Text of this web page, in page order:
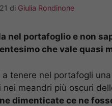
di Giulia Rondinone
nel portafoglio e non
che vale quasi
tenere nel portafogli
nei meandri più oscuri
dimenticate ce ne